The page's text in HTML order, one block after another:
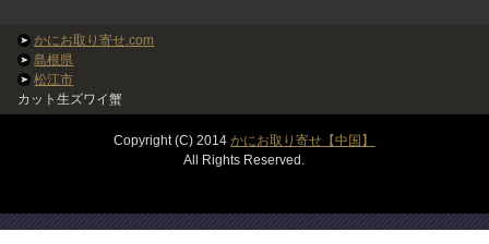
かにお取り寄せ.com
島根県
松江市
カット生ズワイ蟹
Copyright (C) 2014かにお取り寄せ【中国】
All Rights Reserved.